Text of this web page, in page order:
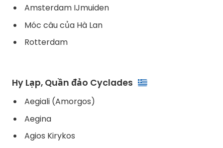
Amsterdam IJmuiden
Móc câu của Hà Lan
Rotterdam
Hy Lạp, Quần đảo Cyclades
Aegiali (Amorgos)
Aegina
Agios Kirykos